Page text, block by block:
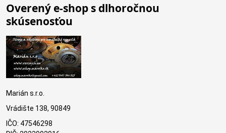
Overený e-shop s dlhoročnou
skúsenosťou
Marián s.r.o.
Vrádište 138, 90849
IČO: 47546298